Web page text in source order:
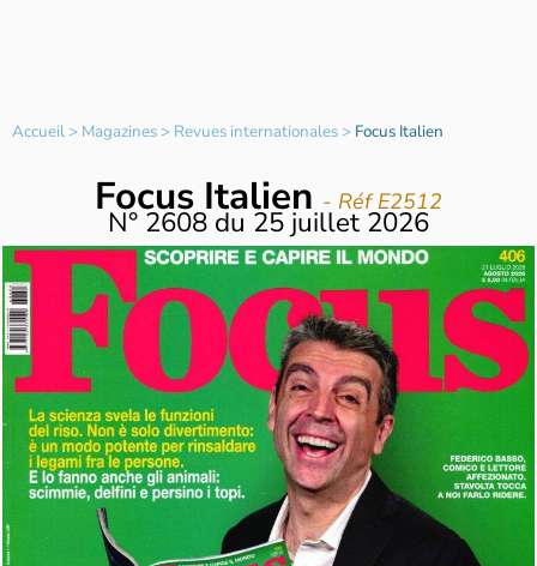
Accueil> Magazines> Revues internationales> Focus Italien
Focus Italien - Réf E2512
N°2608 du 25 juillet 2026